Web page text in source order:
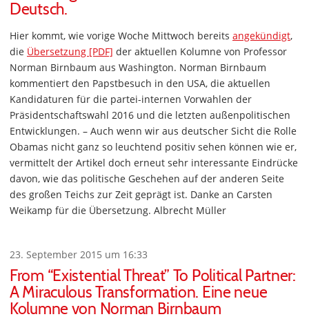
Deutsch.
Hier kommt, wie vorige Woche Mittwoch bereits angekündigt,
die Übersetzung [PDF] der aktuellen Kolumne von Professor
Norman Birnbaum aus Washington. Norman Birnbaum
kommentiert den Papstbesuch in den USA, die aktuellen
Kandidaturen für die partei-internen Vorwahlen der
Präsidentschaftswahl 2016 und die letzten außenpolitischen
Entwicklungen. – Auch wenn wir aus deutscher Sicht die Rolle
Obamas nicht ganz so leuchtend positiv sehen können wie er,
vermittelt der Artikel doch erneut sehr interessante Eindrücke
davon, wie das politische Geschehen auf der anderen Seite
des großen Teichs zur Zeit geprägt ist. Danke an Carsten
Weikamp für die Übersetzung. Albrecht Müller
23. September 2015 um 16:33
From “Existential Threat” To Political Partner:
A Miraculous Transformation. Eine neue
Kolumne von Norman Birnbaum